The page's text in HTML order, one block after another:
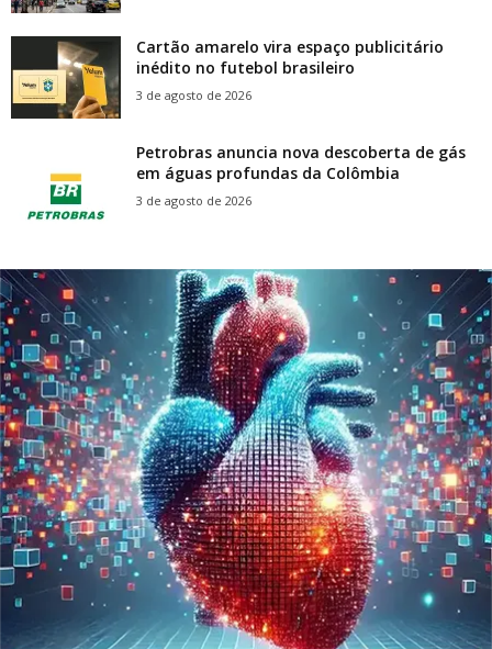
Cartão amarelo vira espaço publicitário
inédito no futebol brasileiro
3 de agosto de 2026
Petrobras anuncia nova descoberta de gás
em águas profundas da Colômbia
3 de agosto de 2026